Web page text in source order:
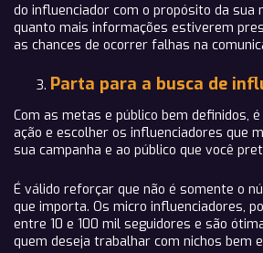
do influenciador com o propósito da sua
quanto mais informações estiverem
as chances de ocorrer falhas na
Parta para a busca de
Com as metas e público bem definidos,
ação e escolher os influenciadores que
sua campanha e ao público que você
É válido reforçar que não é somente o
que importa. Os micro influenciadores,
entre 10 e 100 mil seguidores e são
quem deseja trabalhar com nichos bem